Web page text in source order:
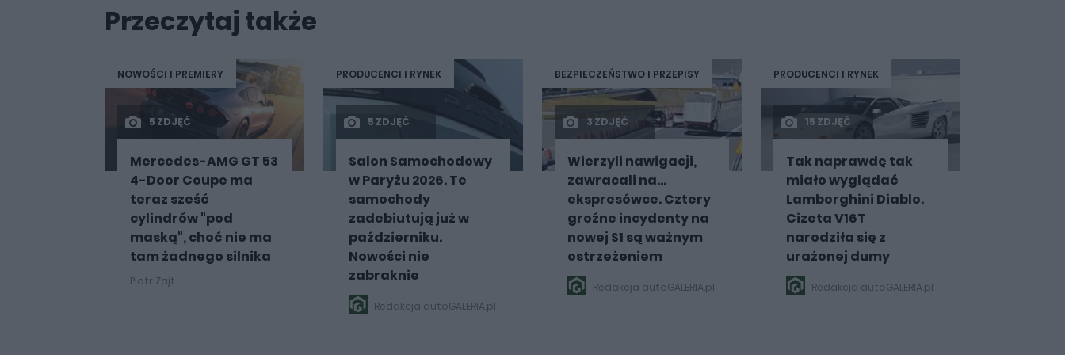
Przeczytaj także
NOWOŚCI I PREMIERY
5 ZDJĘĆ
Mercedes-AMG GT 53
4-Door Coupe ma
teraz sześć
cylindrów "pod
maską", choć nie ma
tam żadnego silnika
Piotr Zajt
PRODUCENCI I RYNEK
5 ZDJĘĆ
Salon Samochodowy
w Paryżu 2026. Te
samochody
zadebiutują już w
październiku.
Nowości nie
zabraknie
Redakcja autoGALERIA.pl
BEZPIECZEŃSTWO I PRZEPISY
3 ZDJĘĆ
Wierzyli nawigacji,
zawracali na...
ekspresówce. Cztery
groźne incydenty na
nowej S1 są ważnym
ostrzeżeniem
Redakcja autoGALERIA.pl
PRODUCENCI I RYNEK
15 ZDJĘĆ
Tak naprawdę tak
miało wyglądać
Lamborghini Diablo.
Cizeta V16T
narodziła się z
urażonej dumy
Redakcja autoGALERIA.pl